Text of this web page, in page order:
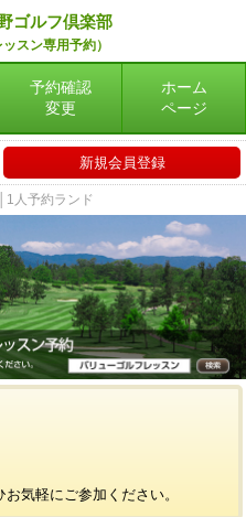
ゴルフ倶楽部
スン専用予約）
予約確認
変更
ホーム
ページ
新規会員登録
人予約ランド
気軽にご参加ください。